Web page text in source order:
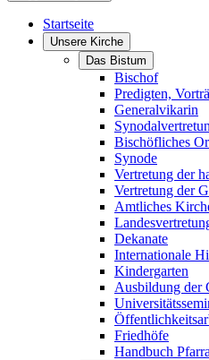
Startseite
Unsere Kirche
Das Bistum
Bischof
Predigten,
Generalvikarin
Bischöfliches
Synode
Vertretung der
Vertretung der
Amtliches
Dekanate
Internationale
Kindergarten
Ausbildung der
Friedhöfe
Handbuch